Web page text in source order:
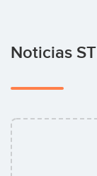
Noticias